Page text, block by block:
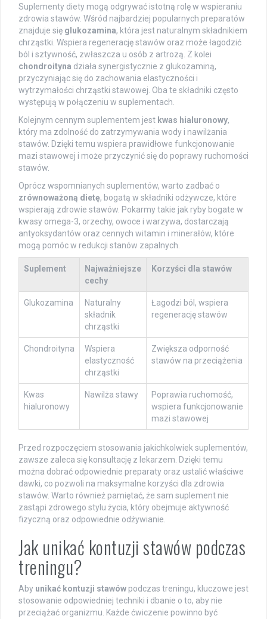
Suplementy diety mogą odgrywać istotną rolę w wspieraniu
zdrowia stawów. Wśród najbardziej popularnych preparatów
znajduje się glukozamina, która jest naturalnym składnikiem
chrząstki. Wspiera regenerację stawów oraz może łagodzić
ból i sztywność, zwłaszcza u osób z artrozą. Z kolei
chondroityna działa synergistycznie z glukozaminą,
przyczyniając się do zachowania elastyczności i
wytrzymałości chrząstki stawowej. Oba te składniki często
występują w połączeniu w suplementach.
Kolejnym cennym suplementem jest kwas hialuronowy,
który ma zdolność do zatrzymywania wody i nawilżania
stawów. Dzięki temu wspiera prawidłowe funkcjonowanie
mazi stawowej i może przyczynić się do poprawy ruchomości
stawów.
Oprócz wspomnianych suplementów, warto zadbać o
zrównoważoną dietę, bogatą w składniki odżywcze, które
wspierają zdrowie stawów. Pokarmy takie jak ryby bogate w
kwasy omega-3, orzechy, owoce i warzywa, dostarczają
antyoksydantów oraz cennych witamin i minerałów, które
mogą pomóc w redukcji stanów zapalnych.
Suplement
Najważniejsze
cechy
Korzyści dla stawów
Glukozamina
Naturalny
składnik
chrząstki
Łagodzi ból, wspiera
regenerację stawów
Chondroityna
Wspiera
elastyczność
chrząstki
Zwiększa odporność
stawów na przeciążenia
Kwas
hialuronowy
Nawilża stawy
Poprawia ruchomość,
wspiera funkcjonowanie
mazi stawowej
Przed rozpoczęciem stosowania jakichkolwiek suplementów,
zawsze zaleca się konsultację z lekarzem. Dzięki temu
można dobrać odpowiednie preparaty oraz ustalić właściwe
dawki, co pozwoli na maksymalne korzyści dla zdrowia
stawów. Warto również pamiętać, że sam suplement nie
zastąpi zdrowego stylu życia, który obejmuje aktywność
fizyczną oraz odpowiednie odżywianie.
Jak unikać kontuzji stawów podczas
treningu?
Aby unikać kontuzji stawów podczas treningu, kluczowe jest
stosowanie odpowiedniej techniki i dbanie o to, aby nie
przeciążać organizmu. Każde ćwiczenie powinno być